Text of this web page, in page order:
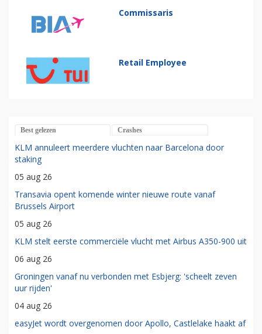
Commissaris
Retail Employee
Best gelezen Crashes
KLM annuleert meerdere vluchten naar Barcelona door
staking
05 aug 26
Transavia opent komende winter nieuwe route vanaf
Brussels Airport
05 aug 26
KLM stelt eerste commerciële vlucht met Airbus A350-900 uit
06 aug 26
Groningen vanaf nu verbonden met Esbjerg: 'scheelt zeven
uur rijden'
04 aug 26
easyJet wordt overgenomen door Apollo, Castlelake haakt af